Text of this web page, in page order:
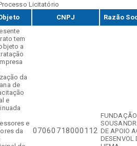
Licitatório
CNPJ Razão
tem
a
da
de
e
e
da
07060718000112
FUNDAÇÃO
DE APOIO
DESENVOL